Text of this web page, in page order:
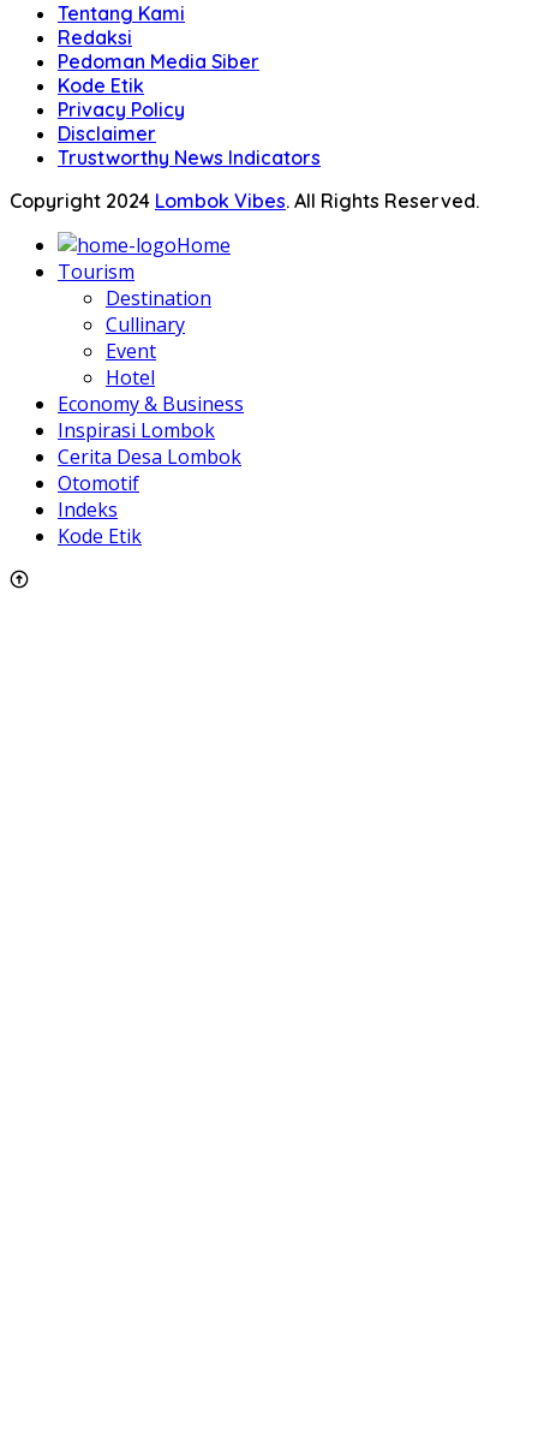
Tentang Kami
Redaksi
Pedoman Media Siber
Kode Etik
Privacy Policy
Disclaimer
Trustworthy News Indicators
Copyright 2024 Lombok Vibes. All Rights Reserved.
Home
Tourism
Destination
Cullinary
Event
Hotel
Economy & Business
Inspirasi Lombok
Cerita Desa Lombok
Otomotif
Indeks
Kode Etik